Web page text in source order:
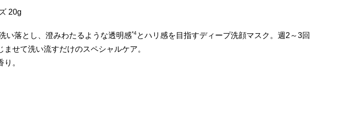
20g
い落とし、澄みわたるような透明感*4とハリ感を目指すディープ洗顔マスク。週2～3回
せて洗い流すだけのスペシャルケア。
。